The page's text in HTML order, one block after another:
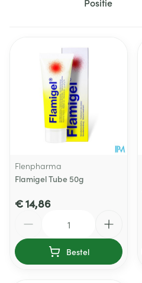
Sorteer op:
Flenpharma
Flamigel Tube 50g
€ 14,86
Bestel